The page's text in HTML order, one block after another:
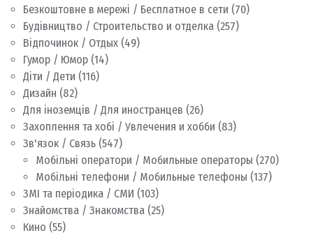
Безкоштовне в мережі / Бесплатное в сети (70)
Будівництво / Строительство и отделка (257)
Відпочинок / Отдых (49)
Гумор / Юмор (14)
Діти / Дети (116)
Дизайн (82)
Для іноземців / Для иностранцев (26)
Захоплення та хобі / Увлечения и хобби (83)
Зв'язок / Связь (547)
Мобільні оператори / Мобильные операторы (270)
Мобільні телефони / Мобильные телефоны (137)
ЗМІ та періодика / СМИ (103)
Знайомства / Знакомства (25)
Кино (55)